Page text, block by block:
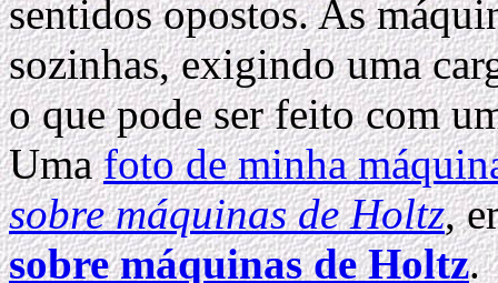
sentidos opostos. As
sozinhas, exigindo uma
o que pode ser feito com
Umafoto de minha
sobre máquinas de Holtz,
sobre máquinas de Holtz.